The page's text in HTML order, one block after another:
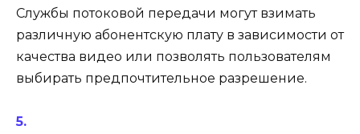
Службы потоковой передачи могут взимать
различную абонентскую плату в зависимости от
качества видео или позволять пользователям
выбирать предпочтительное разрешение.